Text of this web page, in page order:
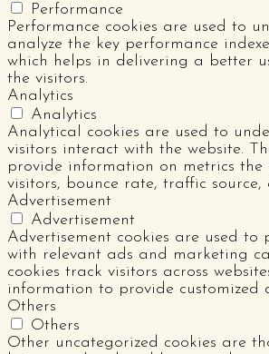
Performance
Performance cookies are used to
analyze the key performance
which helps in delivering a better
the visitors.
Analytics
Analytics
Analytical cookies are used to
visitors interact with the website.
provide information on metrics the
visitors, bounce rate, traffic source,
Advertisement
Advertisement
Advertisement cookies are used to
with relevant ads and marketing
cookies track visitors across
information to provide customized
Others
Others
Other uncategorized cookies are